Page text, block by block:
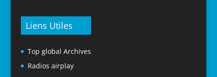
Liens Utiles
Top global Archives
Radios airplay